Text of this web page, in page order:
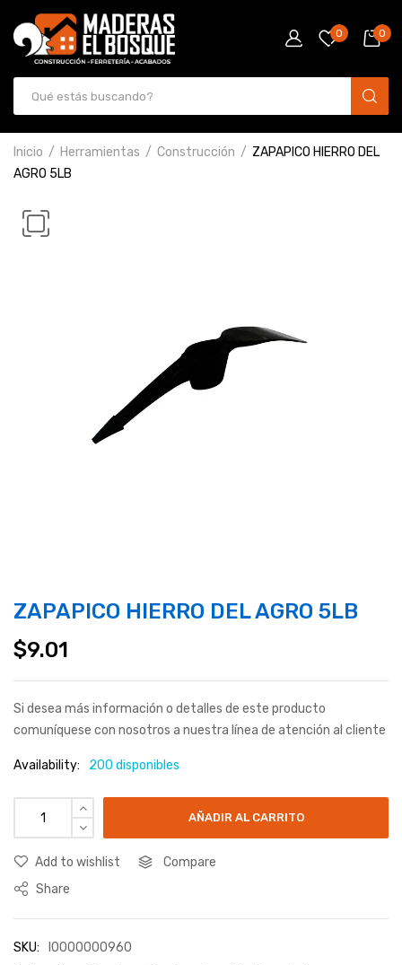
0 0
Inicio Herramientas Construcción
ZAPAPICO HIERRO DEL
AGRO 5LB
ZAPAPICO HIERRO DEL AGRO 5LB
$9.01
Si desea más información o detalles de este producto
comuníquese con nosotros a nuestra línea de atención al cliente
Availability: 200 disponibles
AÑADIR AL CARRITO
Add to wishlist
Compare
Share
SKU:
I0000000960